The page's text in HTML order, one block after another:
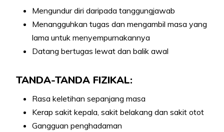
Mengundur diri daripada tanggungjawab
Menangguhkan tugas dan mengambil masa yang
lama untuk menyempurnakannya
Datang bertugas lewat dan balik awal
TANDA-TANDA FIZIKAL:
Rasa keletihan sepanjang masa
Kerap sakit kepala, sakit belakang dan sakit otot
Gangguan penghadaman